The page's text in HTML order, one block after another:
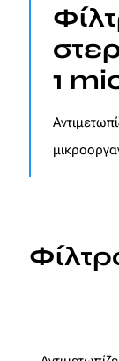
1